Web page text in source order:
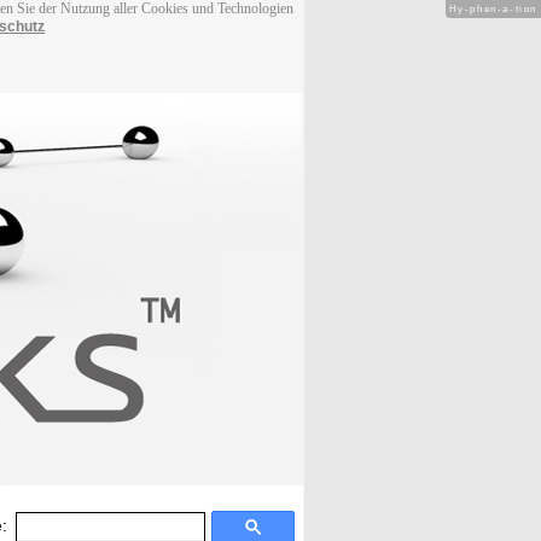
Sie der Nutzung aller Cookies und Technologien
Hy-phen-a-tion